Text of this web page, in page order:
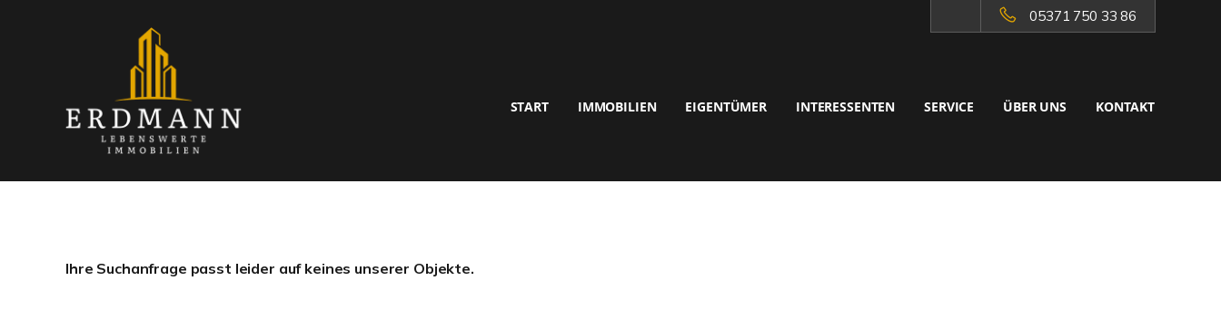
05371 750 33 86
START IMMOBILIEN EIGENTÜMER INTERESSENTEN SERVICE ÜBER UNS KONTAKT
Ihre Suchanfrage passt leider auf keines unserer Objekte.